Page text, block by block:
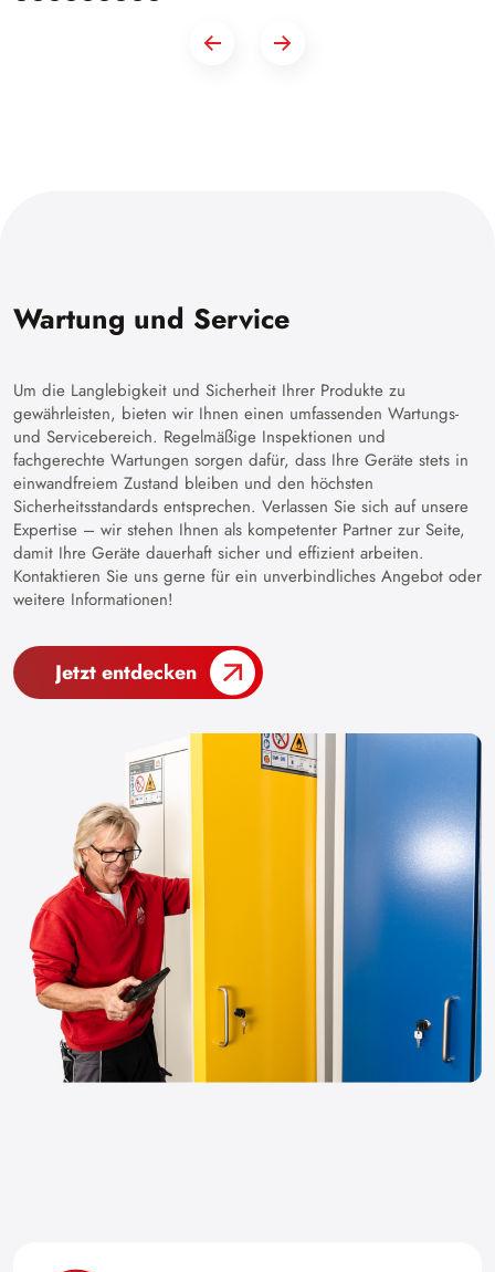
Wartung und Service
Um die Langlebigkeit und Sicherheit Ihrer Produkte zu
gewährleisten, bieten wir Ihnen einen umfassenden Wartungs-
und Servicebereich. Regelmäßige Inspektionen und
fachgerechte Wartungen sorgen dafür, dass Ihre Geräte stets in
einwandfreiem Zustand bleiben und den höchsten
Sicherheitsstandards entsprechen. Verlassen Sie sich auf unsere
Expertise – wir stehen Ihnen als kompetenter Partner zur Seite,
damit Ihre Geräte dauerhaft sicher und effizient arbeiten.
Kontaktieren Sie uns gerne für ein unverbindliches Angebot oder
weitere Informationen!
Jetzt entdecken